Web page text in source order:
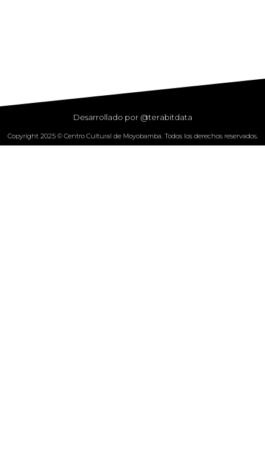
Desarrollado por @terabitdata
Copyright 2025 © Centro Cultural de Moyobamba. Todos los derechos reservados.